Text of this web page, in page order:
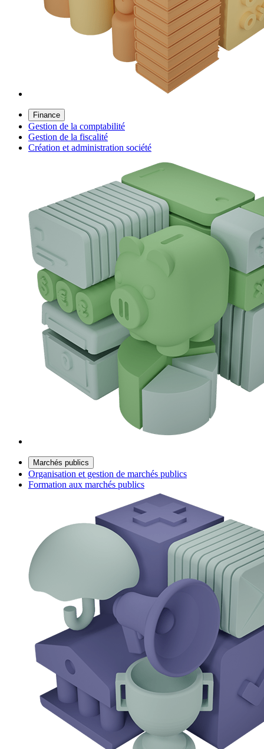
Finance
Gestion de la comptabilité
Gestion de la fiscalité
Création et administration société
Marchés publics
Organisation et gestion de marchés publics
Formation aux marchés publics